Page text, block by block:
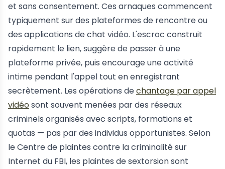
et sans consentement. Ces arnaques commencent
typiquement sur des plateformes de rencontre ou
des applications de chat vidéo. L'escroc construit
rapidement le lien, suggère de passer à une
plateforme privée, puis encourage une activité
intime pendant l'appel tout en enregistrant
secrètement. Les opérations dechantage par appel
vidéosont souvent menées par des réseaux
criminels organisés avec scripts, formations et
quotas — pas par des individus opportunistes. Selon
le Centre de plaintes contre la criminalité sur
Internet du FBI, les plaintes de sextorsion sont